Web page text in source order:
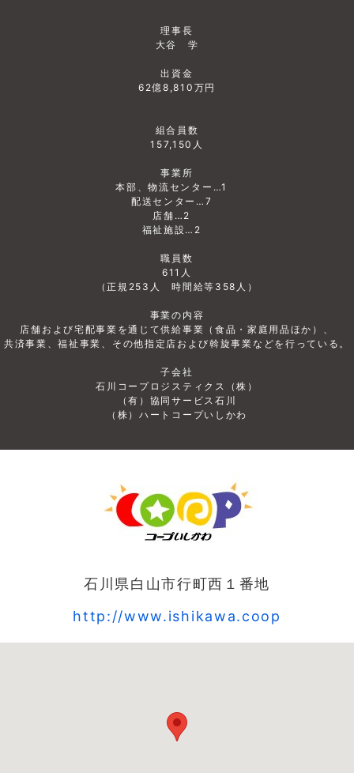
理事長
大谷 学
出資金
62億8,810万円
組合員数
157,150人
事業所
本部、物流センター…1
配送センター…7
店舗…2
福祉施設…2
職員数
611人
（正規253人 時間給等358人）
事業の内容
店舗および宅配事業を通じて供給事業（食品・家庭用品ほか）、
共済事業、福祉事業、その他指定店および斡旋事業などを行っている。
子会社
石川コープロジスティクス（株）
（有）協同サービス石川
（株）ハートコープいしかわ
石川県白山市行町西１番地
http://www.ishikawa.coop